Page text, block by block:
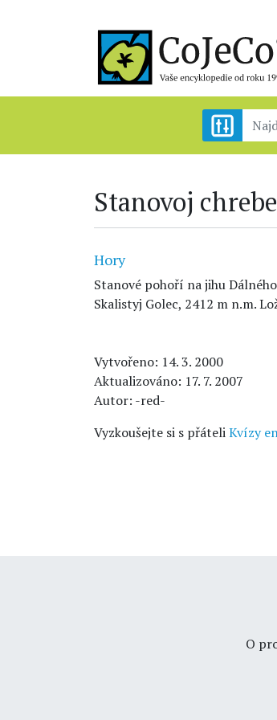
Stanovoj
Hory
Stanové pohoří na jihu
Skalistyj Golec, 2412 m n.m.
Vytvořeno: 14. 3. 2000
Aktualizováno: 17. 7. 2007
Autor: -red-
Vyzkoušejte si s přáteliKvízy
O